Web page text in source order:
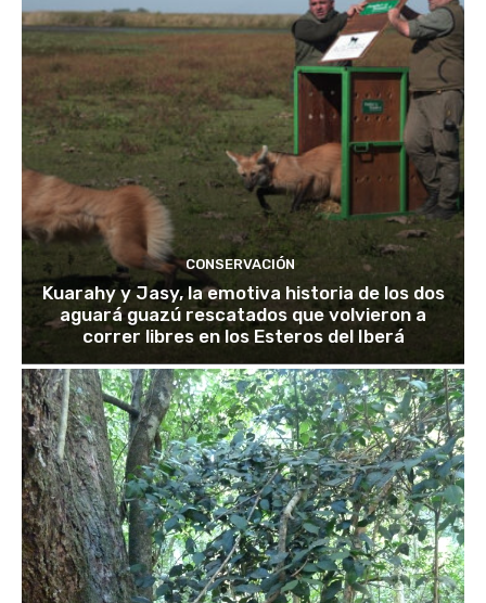
CONSERVACIÓN
Kuarahy y Jasy, la emotiva historia de los dos
aguará guazú rescatados que volvieron a
correr libres en los Esteros del Iberá